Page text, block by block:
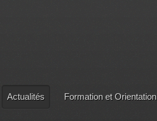
Actualités Formation et Orientation